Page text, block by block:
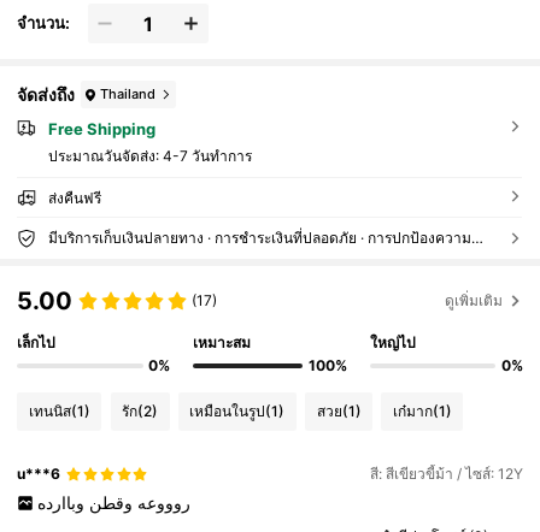
จำนวน:
จัดส่งถึง Thailand
Free Shipping
ประมาณวันจัดส่ง: 4-7 วันทำการ
ส่งคืนฟรี
มีบริการเก็บเงินปลายทาง · การชำระเงินที่ปลอดภัย · การปกป้องความเป็นส่วนตัว
5.00 (17) ดูเพิ่มเติม
เล็กไป
0%
เหมาะสม
100%
ใหญ่ไป
0%
เทนนิส(1) รัก(2) เหมือนในรูป(1) สวย(1) เก๋มาก(1)
u***6 สี: สีเขียวขี้ม้า / ไซส์: 12Y
روووعه وقطن وباارده